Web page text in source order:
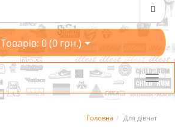
Товарів: 0 (0 грн.)
Головна Для дівчат